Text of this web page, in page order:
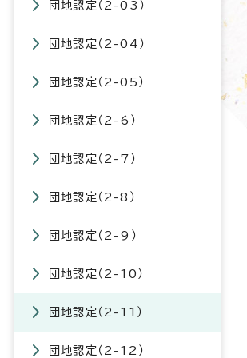
団地認定（2-03）
団地認定（2-04）
団地認定（2-05）
団地認定（2-6）
団地認定（2-7）
団地認定（2-8）
団地認定（2-9）
団地認定（2-10）
団地認定（2-11）
団地認定（2-12）